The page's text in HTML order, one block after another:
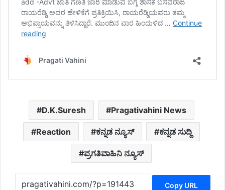
D.K.Suresh Pragativahini News
Reaction ಕನ್ನಡ ನ್ಯೂಸ್ ಕನ್ನಡ ಸುದ್ದಿ
ಪ್ರಗತಿವಾಹಿನಿ ನ್ಯೂಸ್
Copy URL